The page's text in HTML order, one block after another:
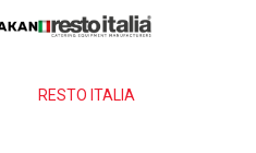
RESTO ITALIA